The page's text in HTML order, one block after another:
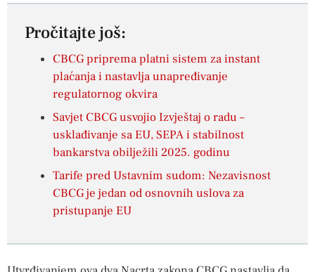
Pročitajte još:
CBCG priprema platni sistem za instant
plaćanja i nastavlja unapređivanje
regulatornog okvira
Savjet CBCG usvojio Izvještaj o radu –
usklađivanje sa EU, SEPA i stabilnost
bankarstva obilježili 2025. godinu
Tarife pred Ustavnim sudom: Nezavisnost
CBCG je jedan od osnovnih uslova za
pristupanje EU